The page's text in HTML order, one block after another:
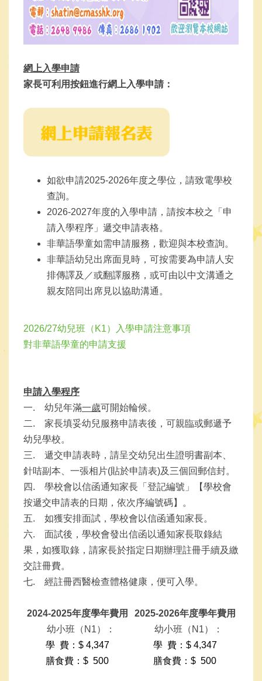
網上入學申請
家長可利用按鈕進行網上入學申請：
如欲申請2025-2026年度之學位，請致電學校
查詢。
2026-2027年度的入學申請，請按本校之「申
請入學程序」遞交申請表格。
非華語學童如需申請服務，歡迎與本校查詢。
非華語幼兒出席面見時，可按需要為申請人安
排傳譯及／或翻譯服務，或可由以中文溝通之
親友陪同出席見以協助溝通。
2026/27幼兒班（K1）入學申請注意事項
對非華語學童的申請支援
申請入學程序
一. 幼兒年滿一歲可開始輪候。
二. 家長填妥幼兒服務申請表後，可親臨或郵遞予
幼兒學校。
三. 遞交申請表時，請呈交幼兒出生證明書副本、
針咭副本、一張相片(貼於申請表)及三個回郵信封。
四. 學校會以信函通知家長「登記編號」【學校會
按遞交申請表的日期，依次序編號碼】。
五. 如獲安排面試，學校會以信函通知家長。
六. 面試後，學校會發出信函以通知家長取錄結
果，如獲取錄，請家長於指定日期辦理註冊手續及繳
交註冊費。
七. 經註冊西醫檢查體格健康，便可入學。
2024-2025年度學年費用
2025-2026年度學年費用
幼小班（N1）：
學 費： $ 4,347
膳食費： $ 500
幼小班（N1）：
學 費： $ 4,347
膳食費： $ 500